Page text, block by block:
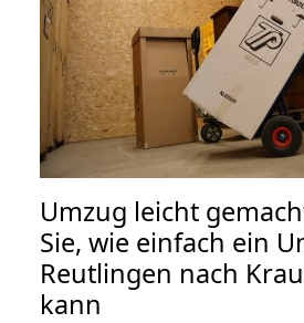
Umzug leicht
Sie, wie einfach ein
Reutlingen nach
kann